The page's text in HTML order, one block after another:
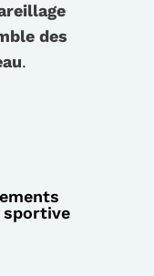
des
.
sportive